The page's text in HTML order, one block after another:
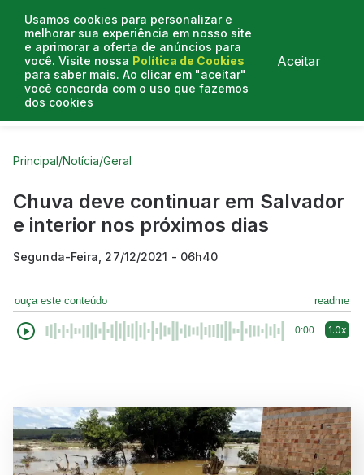
Usamos cookies para personalizar e
melhorar sua experiência em nosso site
e aprimorar a oferta de anúncios para
você. Visite nossa Política de Cookies
para saber mais. Ao clicar em "aceitar"
você concorda com o uso que fazemos
dos cookies
Aceitar
Curtas do Poder
Principal/Notícia/Geral
Chuva deve continuar em Salvador
e interior nos próximos dias
Segunda-Feira, 27/12/2021 - 06h40
ouça este conteúdo readme
0:00 1.0x